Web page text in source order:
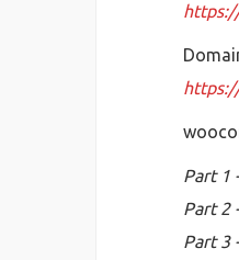
Part 1
Part 2
Part 3